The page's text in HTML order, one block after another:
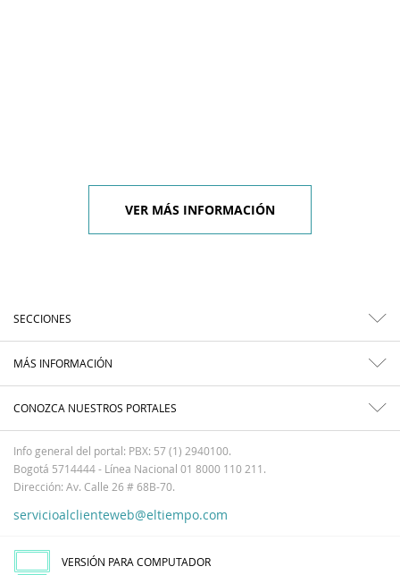
VER MÁS INFORMACIÓN
SECCIONES
MÁS INFORMACIÓN
CONOZCA NUESTROS PORTALES
Info general del portal: PBX: 57 (1) 2940100.
Bogotá 5714444 - Línea Nacional 01 8000 110 211.
Dirección: Av. Calle 26 # 68B-70.
servicioalclienteweb@eltiempo.com
VERSIÓN PARA COMPUTADOR